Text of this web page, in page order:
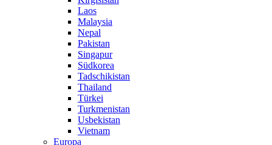
Laos
Malaysia
Nepal
Pakistan
Singapur
Südkorea
Tadschikistan
Thailand
Türkei
Turkmenistan
Usbekistan
Vietnam
Europa